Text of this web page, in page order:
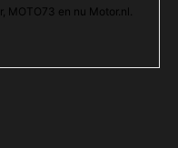
MOTO73 en nu Motor.nl.